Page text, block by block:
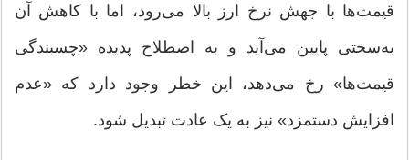
قیمت‌ها با جهش نرخ ارز بالا می‌رود، اما با کاهش آن
به‌سختی پایین می‌آید و به اصطلاح پدیده «چسبندگی
قیمت‌ها» رخ می‌دهد، این خطر وجود دارد که «عدم
افزایش دستمزد» نیز به یک عادت تبدیل شود.